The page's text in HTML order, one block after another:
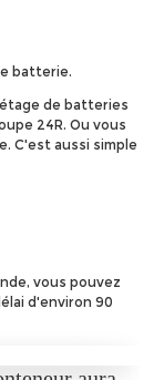
batterie.
de batteries
24R. Ou vous
C'est aussi simple
vous pouvez
d'environ 90